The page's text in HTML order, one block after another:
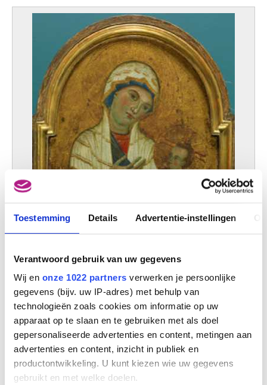
Toestemming Details Advertentie-instellingen
Verantwoord gebruik van uw gegevens
Wij en onze 1022 partners verwerken je persoonlijke
gegevens (bijv. uw IP-adres) met behulp van
technologieën zoals cookies om informatie op uw
apparaat op te slaan en te gebruiken met als doel
gepersonaliseerde advertenties en content, metingen aan
advertenties en content, inzicht in publiek en
productontwikkeling. U kunt kiezen wie uw gegevens
gebruikt en met welke doelen.